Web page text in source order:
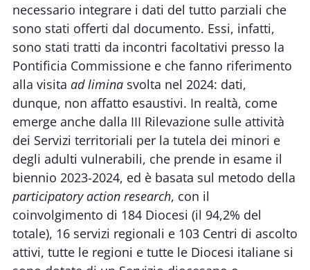
necessario integrare i dati del tutto parziali che
sono stati offerti dal documento. Essi, infatti,
sono stati tratti da incontri facoltativi presso la
Pontificia Commissione e che fanno riferimento
alla visita ad limina svolta nel 2024: dati,
dunque, non affatto esaustivi. In realtà, come
emerge anche dalla III Rilevazione sulle attività
dei Servizi territoriali per la tutela dei minori e
degli adulti vulnerabili, che prende in esame il
biennio 2023-2024, ed è basata sul metodo della
participatory action research, con il
coinvolgimento di 184 Diocesi (il 94,2% del
totale), 16 servizi regionali e 103 Centri di ascolto
attivi, tutte le regioni e tutte le Diocesi italiane si